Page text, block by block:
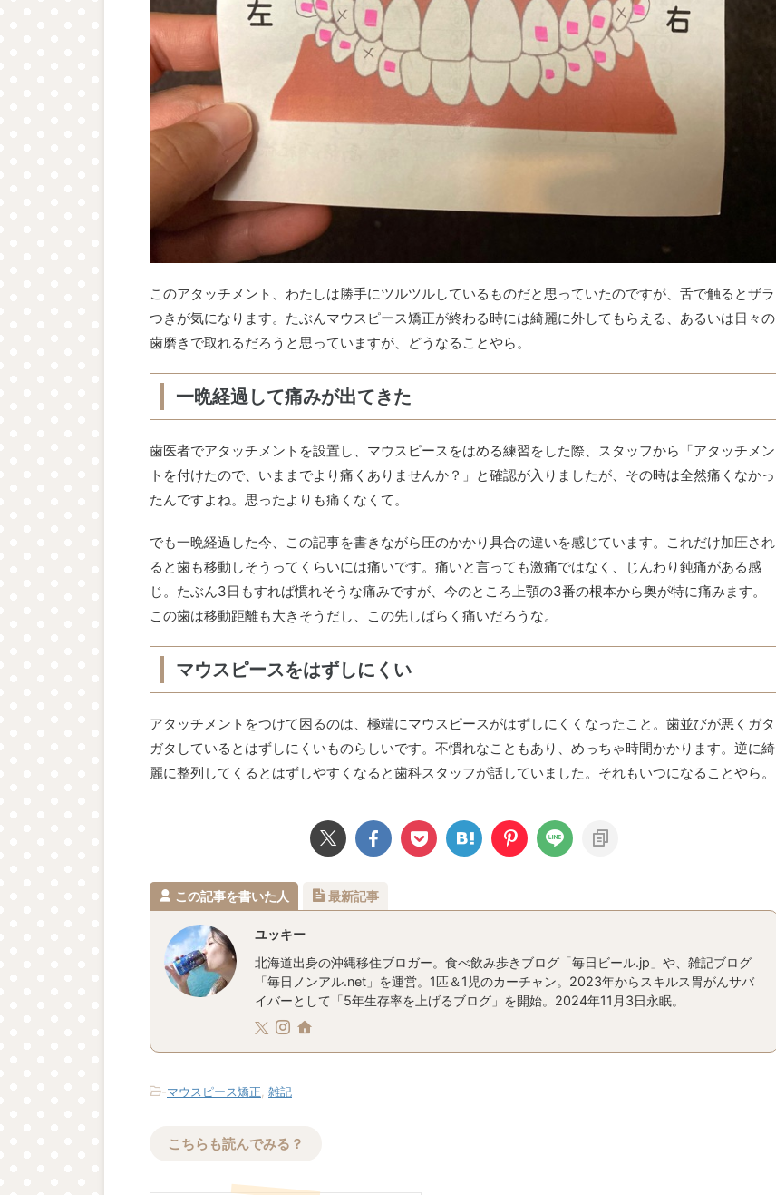
このアタッチメント、わたしは勝手にツルツルしているものだと思っていたのですが、舌で触るとザラ
つきが気になります。たぶんマウスピース矯正が終わる時には綺麗に外してもらえる、あるいは日々の
歯磨きで取れるだろうと思っていますが、どうなることやら。
一晩経過して痛みが出てきた
歯医者でアタッチメントを設置し、マウスピースをはめる練習をした際、スタッフから「アタッチメン
トを付けたので、いままでより痛くありませんか？」と確認が入りましたが、その時は全然痛くなかっ
たんですよね。思ったよりも痛くなくて。
でも一晩経過した今、この記事を書きながら圧のかかり具合の違いを感じています。これだけ加圧され
ると歯も移動しそうってくらいには痛いです。痛いと言っても激痛ではなく、じんわり鈍痛がある感
じ。たぶん3日もすれば慣れそうな痛みですが、今のところ上顎の3番の根本から奥が特に痛みます。
この歯は移動距離も大きそうだし、この先しばらく痛いだろうな。
マウスピースをはずしにくい
アタッチメントをつけて困るのは、極端にマウスピースがはずしにくくなったこと。歯並びが悪くガタ
ガタしているとはずしにくいものらしいです。不慣れなこともあり、めっちゃ時間かかります。逆に綺
麗に整列してくるとはずしやすくなると歯科スタッフが話していました。それもいつになることやら。
この記事を書いた人 最新記事
ユッキー
北海道出身の沖縄移住ブロガー。食べ飲み歩きブログ「毎日ビール.jp」や、雑記ブログ
「毎日ノンアル.net」を運営。1匹＆1児のカーチャン。2023年からスキルス胃がんサバ
イバーとして「5年生存率を上げるブログ」を開始。2024年11月3日永眠。
-マウスピース矯正, 雑記
こちらも読んでみる？